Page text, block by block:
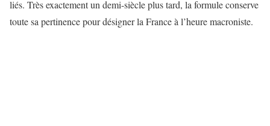
liés. Très exactement un demi-siècle plus tard, la formule conserve
toute sa pertinence pour désigner la France à l’heure macroniste.